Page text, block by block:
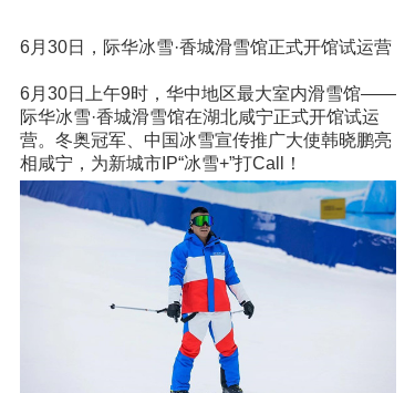
6月30日，际华冰雪·香城滑雪馆正式开馆试运营
6月30日上午9时，华中地区最大室内滑雪馆——
际华冰雪·香城滑雪馆在湖北咸宁正式开馆试运
营。冬奥冠军、中国冰雪宣传推广大使韩晓鹏亮
相咸宁，为新城市IP“冰雪+”打Call！